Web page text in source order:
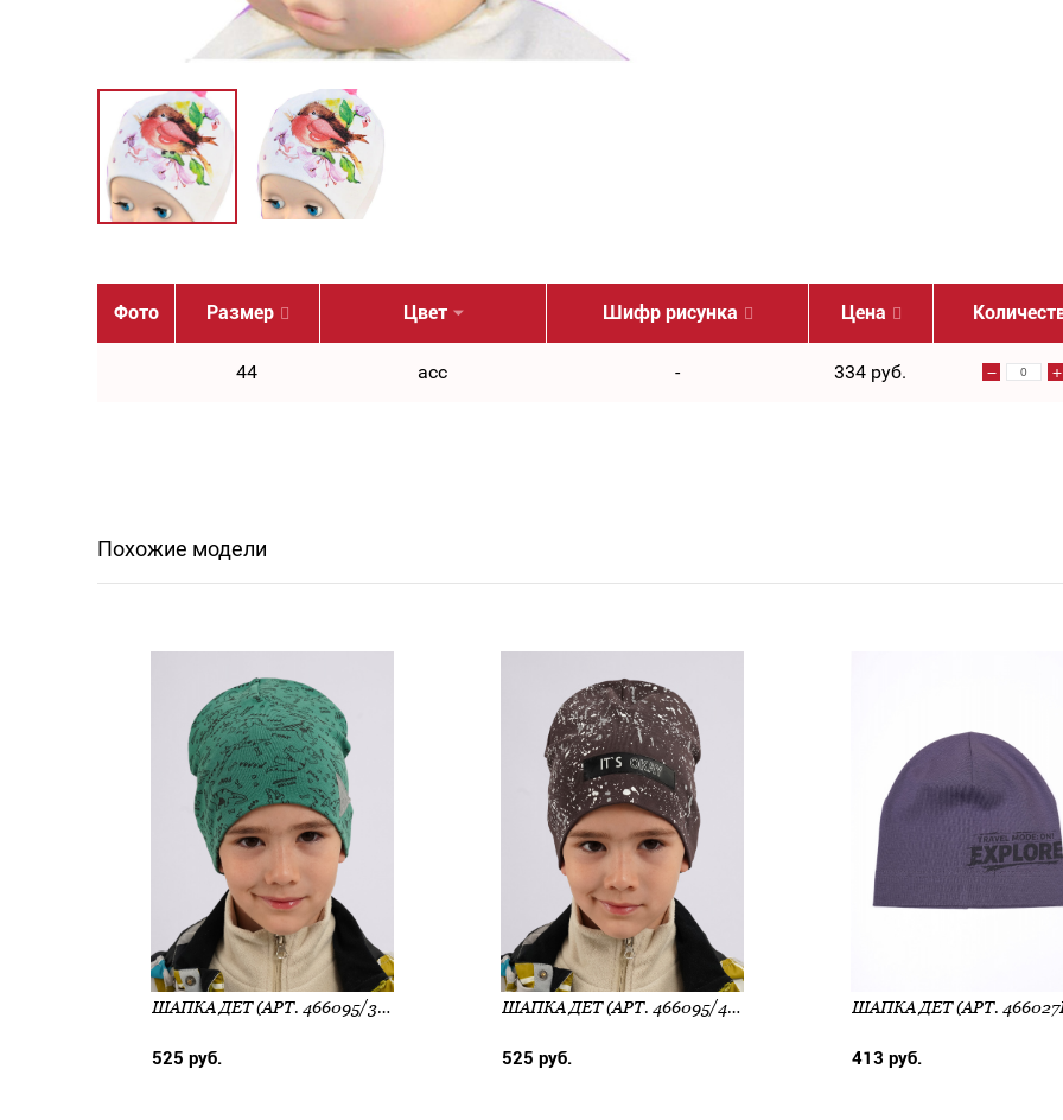
Фото Размер Цвет Шифр рисунка Цена
44 асс - 334 руб.
Похожие модели
ШАПКА ДЕТ (АРТ. 466095/3РП)
525 руб.
ШАПКА ДЕТ (АРТ. 466095/4РП)
525 руб.
ШАПКА ДЕТ (АРТ.
413 руб.